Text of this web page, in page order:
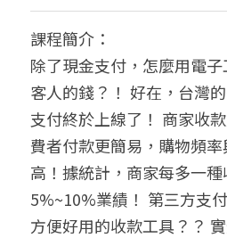
行動支付整合
跨境電商實績
聯絡我們
搜索
課程簡介：
除了現金支付，怎麼用電
客人的錢？！ 好在，台灣
支付終於上線了！ 商家收
費者付款更簡易，購物頻
高！據統計，商家每多一
5%~10%業績！ 第三方支
方便好用的收款工具？？